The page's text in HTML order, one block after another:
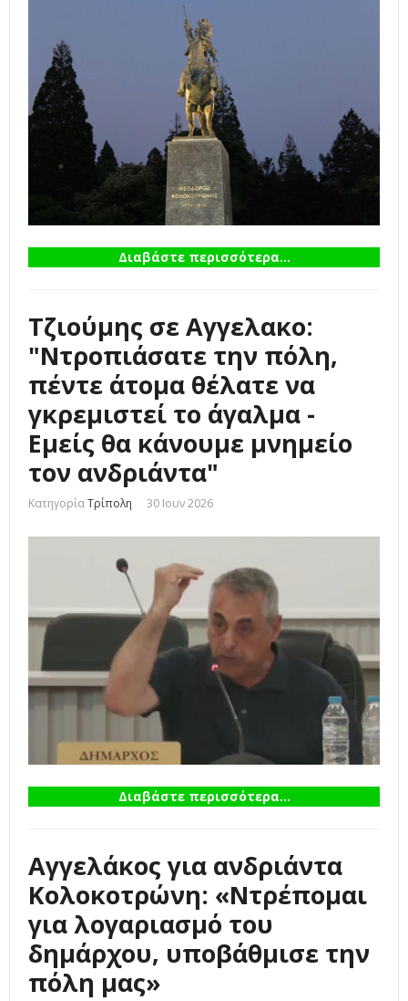
Διαβάστε περισσότερα...
Τζιούμης σε Αγγελακο:
"Ντροπιάσατε την πόλη,
πέντε άτομα θέλατε να
γκρεμιστεί το άγαλμα -
Εμείς θα κάνουμε μνημείο
τον ανδριάντα"
ΚατηγορίαΤρίπολη 30 Ιουν 2026
Διαβάστε περισσότερα...
Αγγελάκος για ανδριάντα
Κολοκοτρώνη: «Ντρέπομαι
για λογαριασμό του
δημάρχου, υποβάθμισε την
πόλη μας»